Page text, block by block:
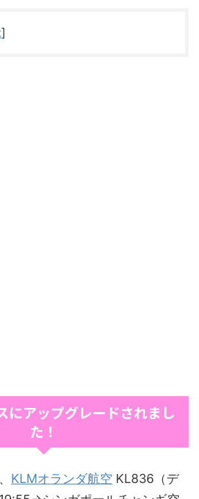
]
にアップグレードされまし
た！
KLMオランダ航空 KL836（デ